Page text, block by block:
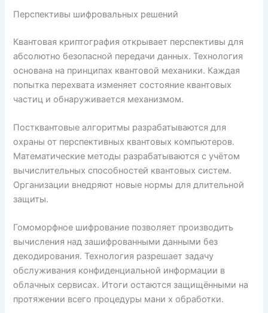
Перспективы шифровальных решений
Квантовая криптография открывает перспективы для
абсолютно безопасной передачи данных. Технология
основана на принципах квантовой механики. Каждая
попытка перехвата изменяет состояние квантовых
частиц и обнаруживается механизмом.
Постквантовые алгоритмы разрабатываются для
охраны от перспективных квантовых компьютеров.
Математические методы разрабатываются с учётом
вычислительных способностей квантовых систем.
Организации внедряют новые нормы для длительной
защиты.
Гомоморфное шифрование позволяет производить
вычисления над зашифрованными данными без
декодирования. Технология разрешает задачу
обслуживания конфиденциальной информации в
облачных сервисах. Итоги остаются защищёнными на
протяжении всего процедуры мани х обработки.